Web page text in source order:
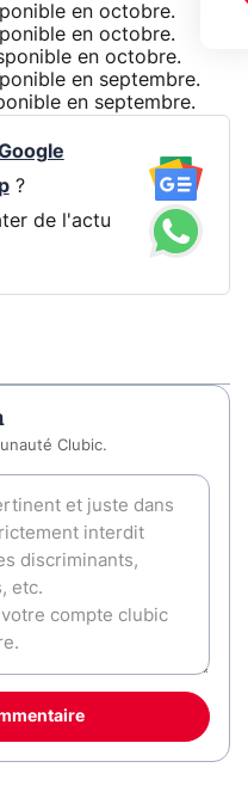
en octobre.
en octobre.
en octobre.
en septembre.
en septembre.
?
de l'actu
Clubic.